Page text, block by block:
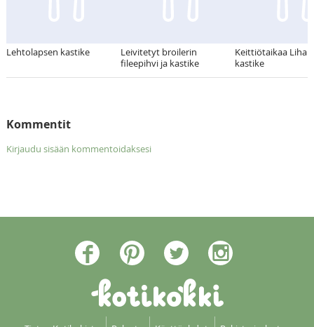
Lehtolapsen kastike
Leivitetyt broilerin
fileepihvi ja kastike
Keittiötaikaa
kastike
Kommentit
Kirjaudu sisään kommentoidaksesi